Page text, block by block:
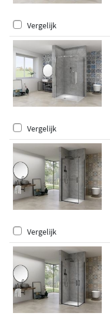
Vergelijk
Vergelijk
Vergelijk